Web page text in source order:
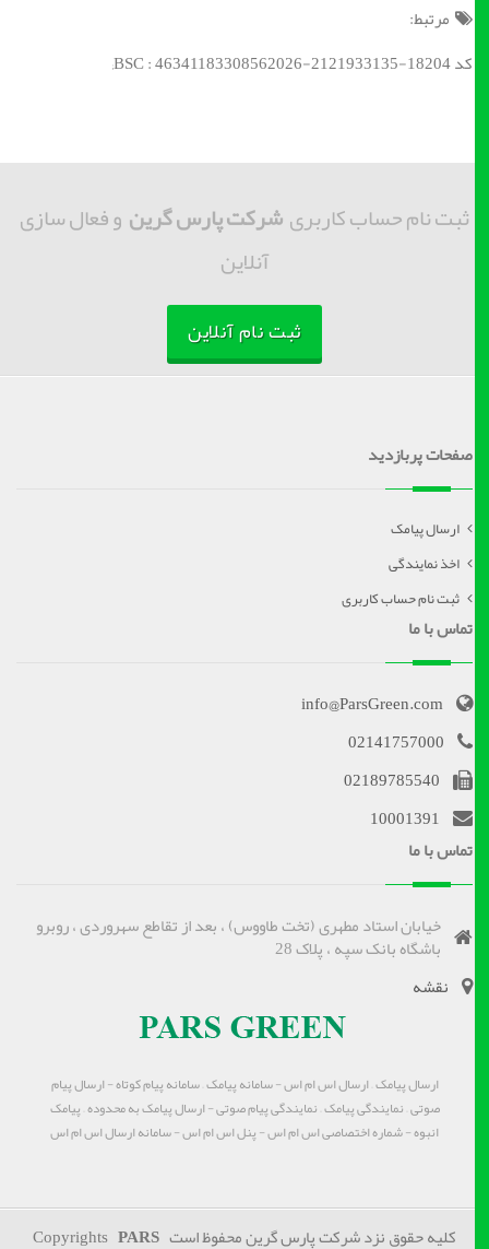
مرتبط:
کد BSC : 46341183308562026-2121933135-18204;
ثبت نام حساب کاربریشرکت پارس گرینو فعال سازی
آنلاین
ثبت نام آنلاین
صفحات پربازدید
ارسال پیامک
اخذ نمایندگی
ثبت نام حساب کاربری
تماس با ما
info@ParsGreen.com
02141757000
02189785540
10001391
تماس با ما
خیابان استاد مطهری (تخت طاووس) ، بعد از تقاطع سهروردی ، روبرو
باشگاه بانک سپه ، پلاک 28
نقشه
ارسال پیامک – ارسال اس ام اس - سامانه پیامک – سامانه پیام کوتاه - ارسال پیام
صوتی – نمایندگی پیامک – نمایندگی پیام صوتی - ارسال پیامک به محدوده – پیامک
انبوه - شماره اختصاصی اس ام اس - پنل اس ام اس - سامانه ارسال اس ام اس
کلیه حقوق نزد شرکت پارس گرین محفوظ است CopyrightsPARS